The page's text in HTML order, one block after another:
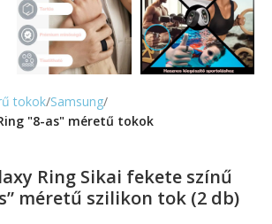
tokok Samsung
"8-as" méretű tokok
Ring Sikai fekete színű
méretű szilikon tok (2 db)